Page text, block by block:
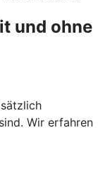
und ohne
Wir erfahren